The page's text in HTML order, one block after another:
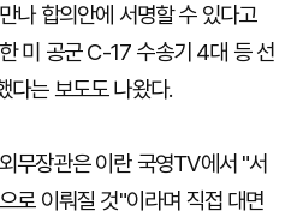
나 합의안에 서명할 수 있다고
미 공군 C-17 수송기 4대 등 선
다는 보도도 나왔다.
무장관은 이란 국영TV에서 "서
로 이뤄질 것"이라며 직접 대면